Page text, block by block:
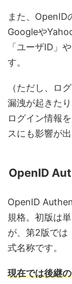
また、OpenID
Googleや
「ユーザID」
す。
（ただし、ロ
漏洩が起きた
ログイン情報
スにも影響が
OpenID
OpenID
規格。初版は
が、第2版で
式名称です。
現在では後継